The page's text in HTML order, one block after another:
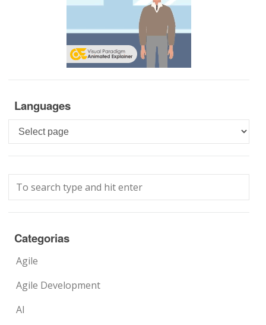
Languages
Languages
Categorias
Agile
Agile Development
AI